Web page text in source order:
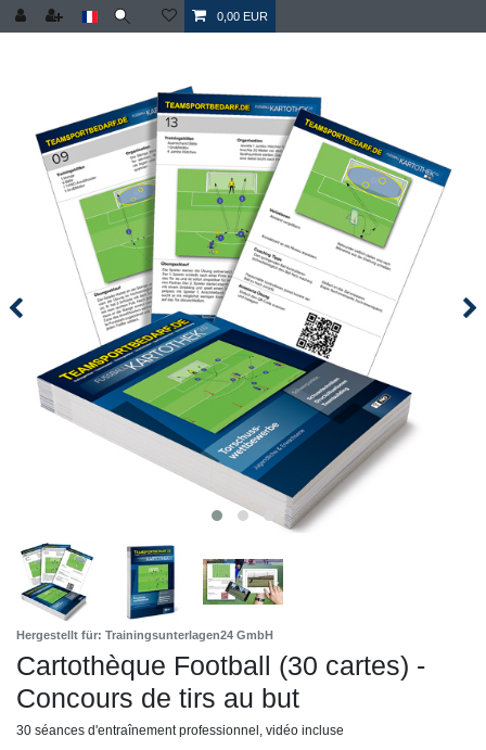
0,00 EUR
Hergestellt für: Trainingsunterlagen24 GmbH
Cartothèque Football (30 cartes) -
Concours de tirs au but
30 séances d'entraînement professionnel, vidéo incluse